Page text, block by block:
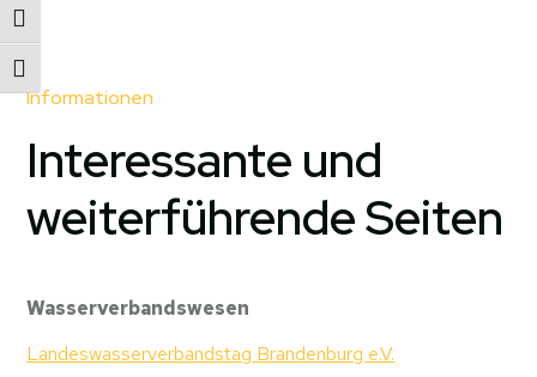
UMSCHALTEN AUF HOHE KONTRASTE
SCHRIFT VERGRÖSSERN
Informationen
Interessante und
weiterführende Seiten
Wasserverbandswesen
Landeswasserverbandstag Brandenburg e.V.